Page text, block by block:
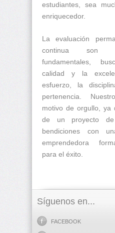
estudiantes, sea
enriquecedor.
La evaluación
continua son
fundamentales,
calidad y la
esfuerzo, la
pertenencia.
motivo de orgullo, ya
de un proyecto
bendiciones con
emprendedora
para el éxito.
Síguenos en...
FACEBOOK